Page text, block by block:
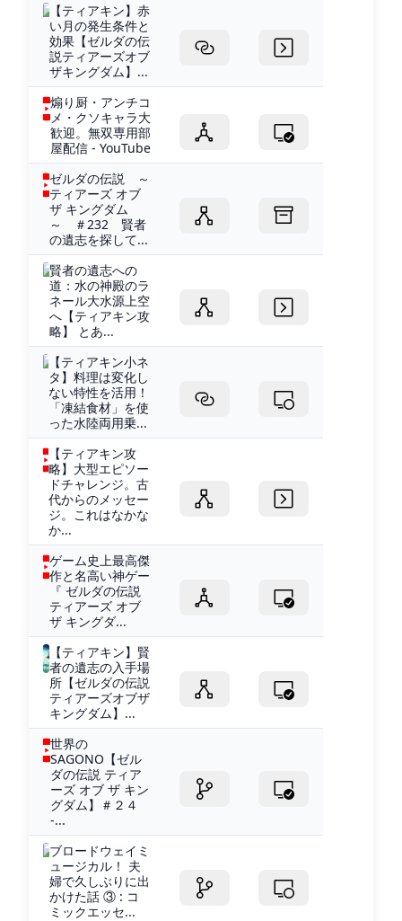
【ティアキン】赤
い月の発生条件と
効果【ゼルダの伝
説ティアーズオブ
ザキングダム】...
煽り厨・アンチコ
メ・クソキャラ大
歓迎。無双専用部
屋配信 - YouTube
ゼルダの伝説 ～
ティアーズ オブ
ザ キングダム
～ ＃232 賢者
の遺志を探して...
賢者の遺志への
道：水の神殿のラ
ネール大水源上空
へ【ティアキン攻
略】 とあ...
【ティアキン小ネ
タ】料理は変化し
ない特性を活用！
「凍結食材」を使
った水陸両用乗...
【ティアキン攻
略】大型エピソー
ドチャレンジ。古
代からのメッセー
ジ。これはなかな
か...
ゲーム史上最高傑
作と名高い神ゲー
『 ゼルダの伝説
ティアーズ オブ
ザ キングダ...
【ティアキン】賢
者の遺志の入手場
所【ゼルダの伝説
ティアーズオブザ
キングダム】...
世界の
SAGONO【ゼル
ダの伝説 ティア
ーズ オブ ザ キン
グダム】＃２４
-...
ブロードウェイミ
ュージカル！ 夫
婦で久しぶりに出
かけた話 ③ : コ
ミックエッセ...